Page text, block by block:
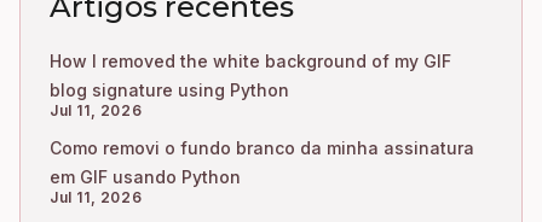
How I removed the white background of my GIF
blog signature using Python
Jul 11, 2026
Como removi o fundo branco da minha assinatura
em GIF usando Python
Jul 11, 2026